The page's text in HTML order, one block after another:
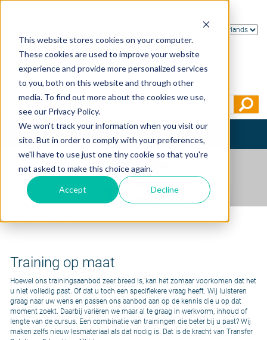
This website stores cookies on your computer.
These cookies are used to improve your website
experience and provide more personalized services
to you, both on this website and through other
media. To find out more about the cookies we use,
see our Privacy Policy.
We won't track your information when you visit our
site. But in order to comply with your preferences,
we'll have to use just one tiny cookie so that you're
not asked to make this choice again.
Accept Decline
navigation
Training op maat
Hoewel ons trainingsaanbod zeer breed is, kan het zomaar voorkomen dat het
u niet volledig past. Of dat u toch een specifiekere vraag heeft. Wij luisteren
graag naar uw wens en passen ons aanbod aan op de kennis die u op dat
moment zoekt. Daarbij variëren we maar al te graag in werkvorm, inhoud of
lengte van de cursus. Een combinatie van trainingen die beter bij u past? Wij
maken zelfs nieuw lesmateriaal als dat nodig is. Dat is de kracht van Transfer